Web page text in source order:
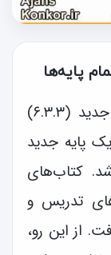
پایه‌ها
مقطع آموزش ابتدایی با آمدن نظام جدید (۶.۳.۳)
پایه جدید
کتاب‌های
تدریس و
از این رو،